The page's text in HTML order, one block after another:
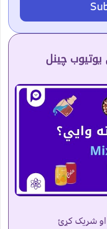
چینل
شریک کړئ